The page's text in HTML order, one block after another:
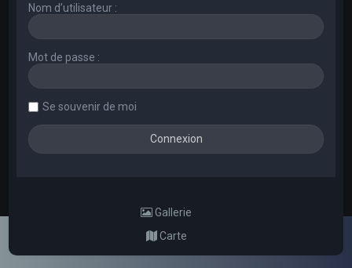
Nom d’utilisateur :
Mot de passe :
Se souvenir de moi
Gallerie
Carte